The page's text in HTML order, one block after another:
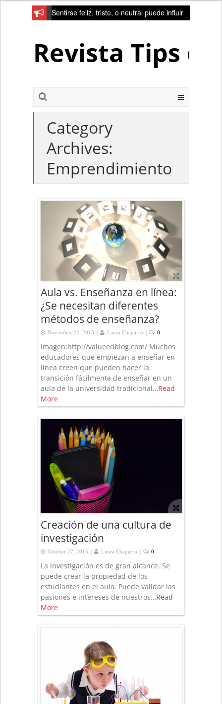
Sentirse feliz, triste, o neutral puede influir
Revista Tips
Category
Archives:
Emprendimiento
Aula vs. Enseñanza en línea:
¿Se necesitan diferentes
métodos de enseñanza?
November 24, 2015 | Laura Chaparro | 0
Imagen:http://valueedblog.com/ Muchos
educadores que empiezan a enseñar en
línea creen que pueden hacer la
transición fácilmente de enseñar en un
aula de la universidad tradicional…Read
More
Creación de una cultura de
investigación
October 27, 2015 | Laura Chaparro | 0
La investigación es de gran alcance. Se
puede crear la propiedad de los
estudiantes en el aula. Puede validar las
pasiones e intereses de nuestros…Read
More